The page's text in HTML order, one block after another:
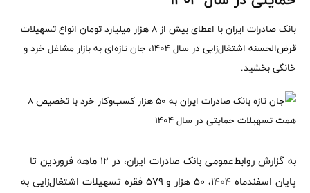
​بانک صادرات ایران با اعطای بیش از ۸ هزار میلیارد تومان انواع تسهیلات
قرض‌الحسنه اشتغال‌زایی در سال ۱۴۰۴، جان تازه‌ای به بازار مشاغل خرد و
خانگی بخشید.
به گزارش روابط‌عمومی بانک صادرات ایران، در ۱۲ ماهه فروردین تا
پایان اسفندماه ۱۴۰۴، ۵۰ هزار و ۵۷۹ فقره تسهیلات اشتغال‌زایی به